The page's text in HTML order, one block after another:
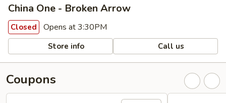
China One - Broken Arrow
Closed Opens at 3:30PM
Store info Call us
Coupons